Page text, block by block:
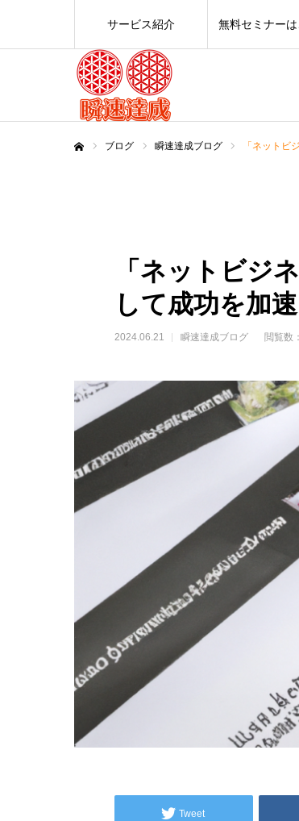
サービス紹介 無料セミナーは
ブログ 瞬速達成ブログ 「ネットビ
「ネットビジ
して成功を加
2024.06.21 瞬速達成ブログ 閲覧数
Tweet